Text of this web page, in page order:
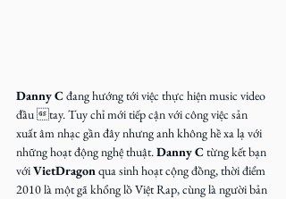
Danny C đang hướng tới việc thực hiện music video
đầu tay. Tuy chỉ mới tiếp cận với công việc sản
xuất âm nhạc gần đây nhưng anh không hề xa lạ với
những hoạt động nghệ thuật. Danny C từng kết bạn
với VietDragon qua sinh hoạt cộng đồng, thời điểm
2010 là một gã khổng lồ Việt Rap, cùng là người bản